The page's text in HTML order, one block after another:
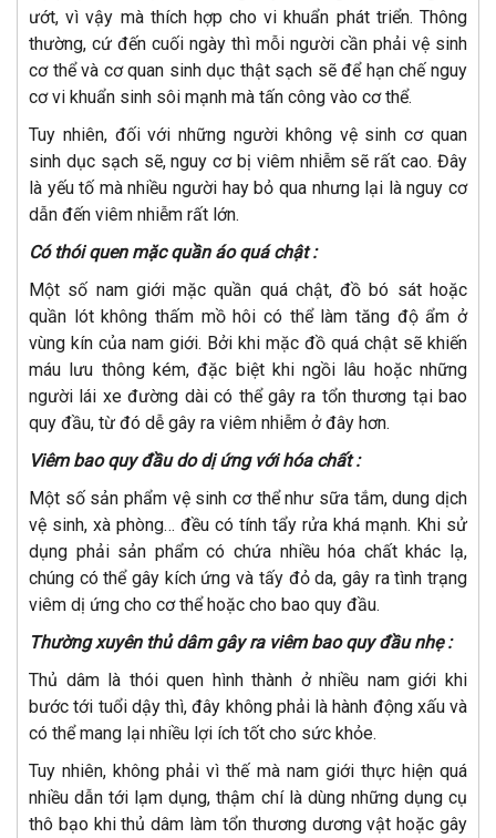
ướt, vì vậy mà thích hợp cho vi khuẩn phát triển. Thông
thường, cứ đến cuối ngày thì mỗi người cần phải vệ sinh
cơ thể và cơ quan sinh dục thật sạch sẽ để hạn chế nguy
cơ vi khuẩn sinh sôi mạnh mà tấn công vào cơ thể.
Tuy nhiên, đối với những người không vệ sinh cơ quan
sinh dục sạch sẽ, nguy cơ bị viêm nhiễm sẽ rất cao. Đây
là yếu tố mà nhiều người hay bỏ qua nhưng lại là nguy cơ
dẫn đến viêm nhiễm rất lớn.
Có thói quen mặc quần áo quá chật :
Một số nam giới mặc quần quá chật, đồ bó sát hoặc
quần lót không thấm mồ hôi có thể làm tăng độ ẩm ở
vùng kín của nam giới. Bởi khi mặc đồ quá chật sẽ khiến
máu lưu thông kém, đặc biệt khi ngồi lâu hoặc những
người lái xe đường dài có thể gây ra tổn thương tại bao
quy đầu, từ đó dễ gây ra viêm nhiễm ở đây hơn.
Viêm bao quy đầu do dị ứng với hóa chất :
Một số sản phẩm vệ sinh cơ thể như sữa tắm, dung dịch
vệ sinh, xà phòng… đều có tính tẩy rửa khá mạnh. Khi sử
dụng phải sản phẩm có chứa nhiều hóa chất khác lạ,
chúng có thể gây kích ứng và tấy đỏ da, gây ra tình trạng
viêm dị ứng cho cơ thể hoặc cho bao quy đầu.
Thường xuyên thủ dâm gây ra viêm bao quy đầu nhẹ :
Thủ dâm là thói quen hình thành ở nhiều nam giới khi
bước tới tuổi dậy thì, đây không phải là hành động xấu và
có thể mang lại nhiều lợi ích tốt cho sức khỏe.
Tuy nhiên, không phải vì thế mà nam giới thực hiện quá
nhiều dẫn tới lạm dụng, thậm chí là dùng những dụng cụ
thô bạo khi thủ dâm làm tổn thương dương vật hoặc gây